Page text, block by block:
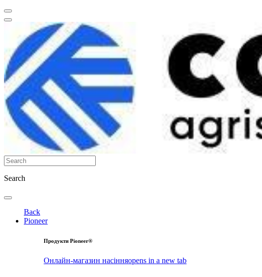
Search
Back
Pioneer
Продукти Pioneer®
Онлайн-магазин насінняopens in a new tab